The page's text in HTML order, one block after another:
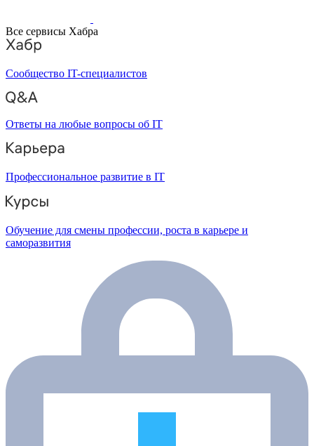
Все сервисы Хабра
Сообщество IT-специалистов
Ответы на любые вопросы об IT
Профессиональное развитие в IT
Обучение для смены профессии, роста в карьере и
саморазвития